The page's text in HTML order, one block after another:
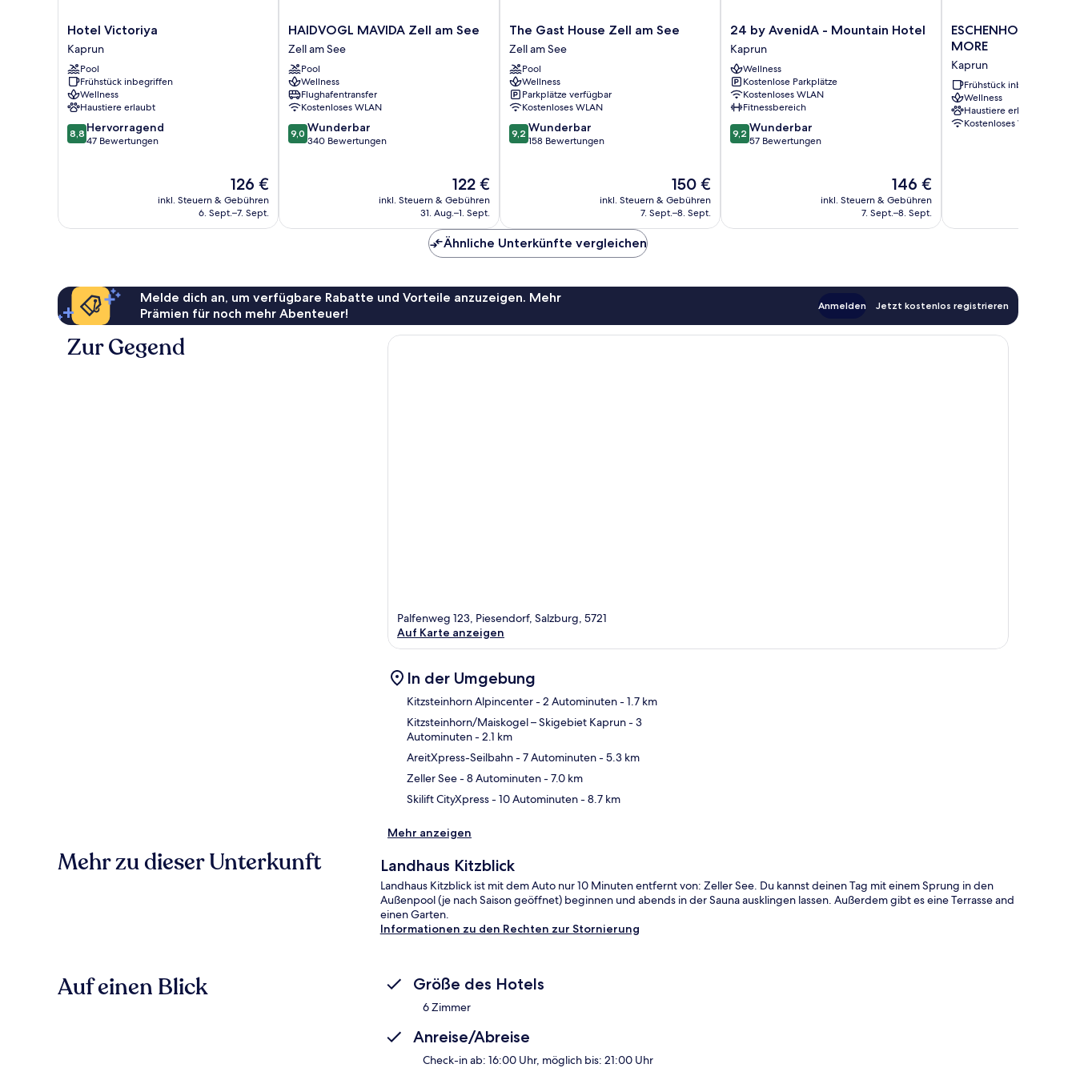
Hotel
Victoriya
Kaprun
Hotel Victoriya
Kaprun
Pool
Frühstück inbegriffen
Wellness
Haustiere erlaubt
8.8
von
8,8 Hervorragend
47 Bewertungen
Der
Preis
beträgt
126 €
inkl. Steuern & Gebühren
6. Sept.–7. Sept.
HAIDVOGL
MAVIDA
Zell
am
See
Zell
am
See
HAIDVOGL MAVIDA Zell am See
Zell am See
Pool
Wellness
Flughafentransfer
Kostenloses WLAN
9.0
von
9,0 Wunderbar
340 Bewertungen
Der
Preis
beträgt
122 €
inkl. Steuern & Gebühren
31. Aug.–1. Sept.
The
Gast
House
Zell
am
See
Zell
am
See
The Gast House Zell am See
Zell am See
Pool
Wellness
Parkplätze verfügbar
Kostenloses WLAN
9.2
von
9,2 Wunderbar
158 Bewertungen
Der
Preis
beträgt
150 €
inkl. Steuern & Gebühren
7. Sept.–8. Sept.
24
by
AvenidA
-
Mountain
Hotel
Kaprun
24 by AvenidA - Mountain Hotel
Kaprun
Wellness
Kostenlose Parkplätze
Kostenloses WLAN
Fitnessbereich
9.2
von
9,2 Wunderbar
57 Bewertungen
Der
Preis
beträgt
146 €
inkl. Steuern & Gebühren
7. Sept.–8. Sept.
ESCHENHOF
BED
BREAKFAST
&
MORE
Kaprun
ESCHENHOF BED &
MORE
Kaprun
Frühstück inbegriffen
Wellness
Haustiere erlaubt
Kostenloses WLAN
Ähnliche Unterkünfte vergleichen
Melde dich an, um verfügbare Rabatte und Vorteile anzuzeigen. Mehr
Prämien für noch mehr Abenteuer!
Anmelden Jetzt kostenlos registrieren
Zur Gegend
Palfenweg 123, Piesendorf, Salzburg, 5721
Auf Karte anzeigen
In der Umgebung
Kitzsteinhorn Alpincenter- 2 Autominuten- 1.7 km
Kitzsteinhorn/​Maiskogel – Skigebiet Kaprun- 3
Autominuten- 2.1 km
AreitXpress-Seilbahn- 7 Autominuten- 5.3 km
Zeller See- 8 Autominuten- 7.0 km
Skilift CityXpress- 10 Autominuten- 8.7 km
Mehr anzeigen
Mehr zu dieser Unterkunft Landhaus Kitzblick
Landhaus Kitzblick ist mit dem Auto nur 10 Minuten entfernt von: Zeller See. Du kannst deinen Tag mit einem Sprung in den
Außenpool (je nach Saison geöffnet) beginnen und abends in der Sauna ausklingen lassen. Außerdem gibt es eine Terrasse and
einen Garten.
Informationen zu den Rechten zur Stornierung
Auf einen Blick Größe des Hotels
6 Zimmer
Anreise/Abreise
Check-in ab: 16:00 Uhr, möglich bis: 21:00 Uhr